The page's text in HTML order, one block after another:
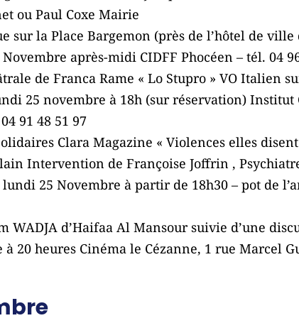
ou Paul Coxe Mairie
la Place Bargemon (près de l’hôtel de
après-midi CIDFF Phocéen – tél. 04
de Franca Rame « Lo Stupro » VO Italien
25 novembre à 18h (sur réservation)
91 48 51 97
Clara Magazine « Violences elles
Intervention de Françoise Joffrin ,
25 Novembre à partir de 18h30 – pot de
d’Haifaa Al Mansour suivie d’une
20 heures Cinéma le Cézanne, 1 rue Marcel